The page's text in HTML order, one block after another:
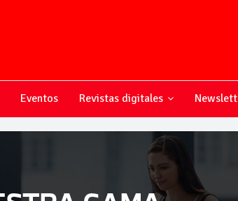
Eventos Revistas digitales